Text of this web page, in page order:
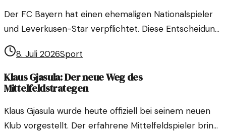
Der FC Bayern hat einen ehemaligen Nationalspieler
und Leverkusen-Star verpflichtet. Diese Entscheidung
könnte weitreichende Konsequenzen für die
Bundesliga und die Kaderplanung der Münchener
haben.
8. Juli 2026Sport
Klaus Gjasula: Der neue Weg des
Mittelfeldstrategen
Klaus Gjasula wurde heute offiziell bei seinem neuen
Klub vorgestellt. Der erfahrene Mittelfeldspieler bringt